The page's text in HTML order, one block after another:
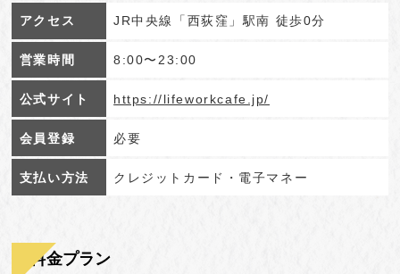
アクセス JR中央線「西荻窪」駅南 徒歩0分
営業時間 8:00〜23:00
公式サイト https://lifeworkcafe.jp/
会員登録 必要
支払い方法 クレジットカード・電子マネー
料金プラン